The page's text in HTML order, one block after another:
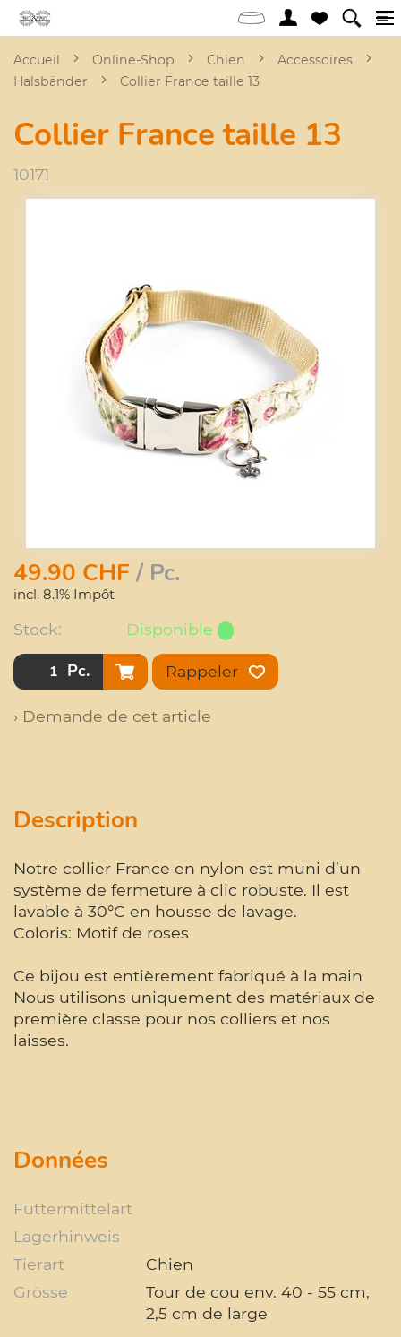
Accueil Online-Shop Chien
Accessoires
Halsbänder
Collier France taille 13
Collier France taille 13
10171
49.90 CHF/ Pc.
incl. 8.1% Impôt
Stock: Disponible
Pc. Rappeler
› Demande de cet article
Description
Notre collier France en nylon est muni d’un
système de fermeture à clic robuste. Il est
lavable à 30°C en housse de lavage.
Coloris: Motif de roses
Ce bijou est entièrement fabriqué à la main
Nous utilisons uniquement des matériaux de
première classe pour nos colliers et nos
laisses.
Données
Futtermittelart
Lagerhinweis
Tierart
Chien
Grösse
Tour de cou env. 40 - 55 cm,
2,5 cm de large